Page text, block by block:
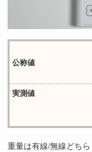
公称値
実測値
重量は有線/無線どちら